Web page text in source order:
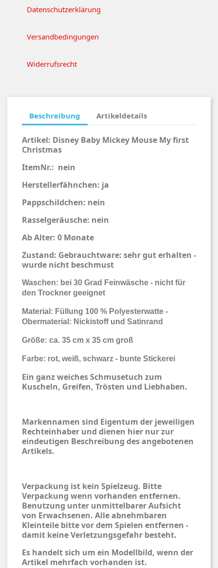
Datenschutzerklärung
Versandbedingungen
Widerrufsrecht
Beschreibung Artikeldetails
Artikel: Disney Baby Mickey Mouse My first
Christmas
ItemNr.: nein
Herstellerfähnchen: ja
Pappschildchen: nein
Rasselgeräusche: nein
Ab Alter: 0 Monate
Zustand: Gebrauchtware: sehr gut erhalten -
wurde nicht beschmust
Waschen: bei 30 Grad Feinwäsche - nicht für
den Trockner geeignet
Material: Füllung 100 % Polyesterwatte -
Obermaterial: Nickistoff und Satinrand
Größe: ca. 35 cm x 35 cm groß
Farbe: rot, weiß, schwarz - bunte Stickerei
Ein ganz weiches Schmusetuch zum
Kuscheln, Greifen, Trösten und Liebhaben.
Markennamen sind Eigentum der jeweiligen
Rechteinhaber und dienen hier nur zur
eindeutigen Beschreibung des angebotenen
Artikels.
Verpackung ist kein Spielzeug. Bitte
Verpackung wenn vorhanden entfernen.
Benutzung unter unmittelbarer Aufsicht
von Erwachsenen. Alle abnehmbaren
Kleinteile bitte vor dem Spielen entfernen -
damit keine Verletzungsgefahr besteht.
Es handelt sich um ein Modellbild, wenn der
Artikel mehrfach vorhanden ist.